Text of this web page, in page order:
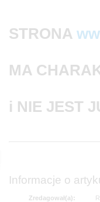
STRONA
MA
i NIE JEST
Informacje o
Zredagował(a):